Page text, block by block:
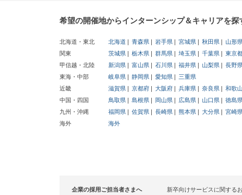
希望の開催地からインターンシップ＆キャリアを探
北海道・東北 北海道 青森県 岩手県 宮城県 秋田県 山形
関東
茨城県 栃木県 群馬県 埼玉県 千葉県 東京
甲信越・北陸
新潟県 富山県 石川県 福井県 山梨県
長野
東海・中部
岐阜県 静岡県 愛知県
三重県
近畿
滋賀県 京都府 大阪府 兵庫県 奈良県
和歌
中国・四国
鳥取県 島根県 岡山県 広島県 山口県 徳島
九州・沖縄
福岡県 佐賀県 長崎県 熊本県 大分県 宮崎
海外
海外
企業の採用ご担当者さまへ
新卒向けサービスに関する